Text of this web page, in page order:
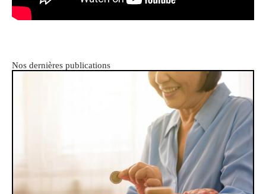
Nos dernières publications